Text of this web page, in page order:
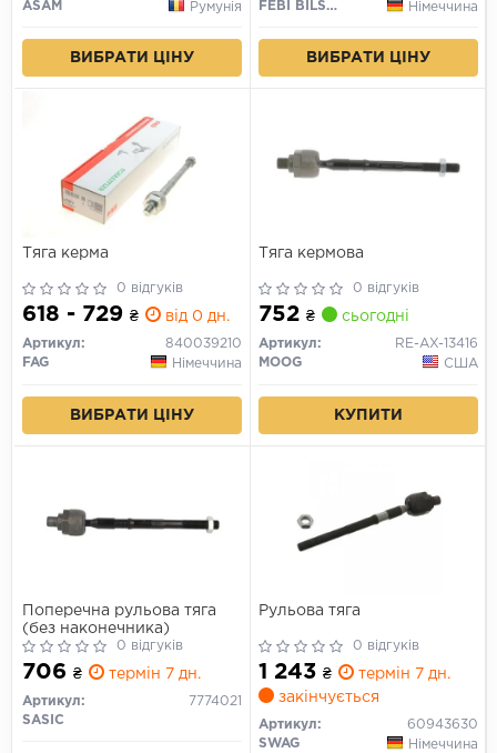
ASAM Румунія
ВИБРАТИ ЦІНУ
FEBI BILSTEIN Німеччина
ВИБРАТИ ЦІНУ
Тяга керма
0 відгуків
618 - 729 ₴ від 0 дн.
Артикул:
840039210
FAG
Німеччина
ВИБРАТИ ЦІНУ
Тяга кермова
0 відгуків
752 ₴ сьогодні
Артикул:
RE-AX-13416
MOOG
США
КУПИТИ
Поперечна рульова тяга
(без наконечника)
0 відгуків
706 ₴ термін 7 дн.
Артикул:
7774021
SASIC
Рульова тяга
0 відгуків
1 243 ₴
термін 7 дн.
закінчується
Артикул:
60943630
SWAG
Німеччина